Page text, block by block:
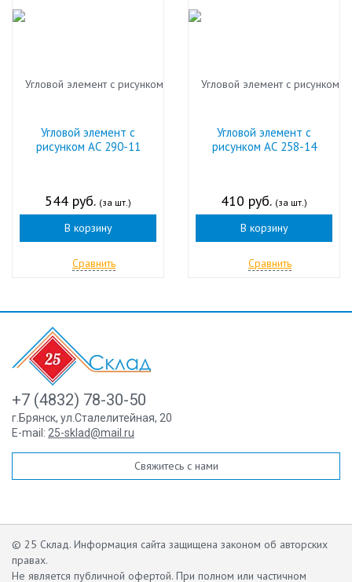
Угловой элемент с
рисунком АС 290-11
544 руб. (за шт.)
В корзину
Сравнить
Угловой элемент с
рисунком АС 258-14
410 руб. (за шт.)
В корзину
Сравнить
+7 (4832) 78-30-50
г.Брянск, ул.Сталелитейная, 20
E-mail: 25-sklad@mail.ru
Свяжитесь с нами
© 25 Склад. Информация сайта защищена законом об авторских
правах.
Не является публичной офертой. При полном или частичном